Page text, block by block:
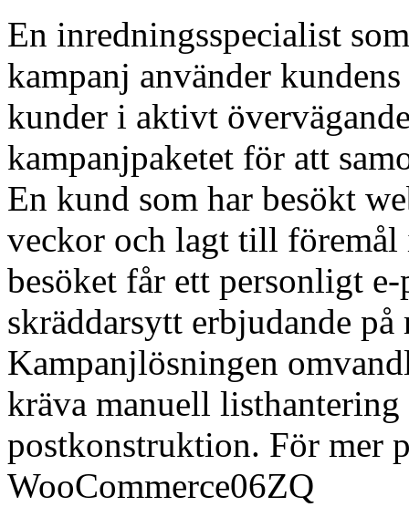
En inredningsspecialist
kampanj använder
kunder i aktivt
kampanjpaketet för att
En kund som har besökt
veckor och lagt till föremål
besöket får ett personligt
skräddarsytt erbjudande
Kampanjlösningen
kräva manuell
postkonstruktion. För mer
WooCommerce06ZQ